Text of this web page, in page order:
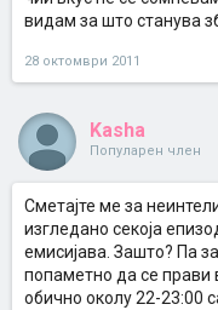
видам за што станува
28 октомври 2011
Kasha
Популарен член
Сметајте ме за
изгледано секоја
емисијава. Зашто? Па
попаметно да се прави
обично околу 22-23:00